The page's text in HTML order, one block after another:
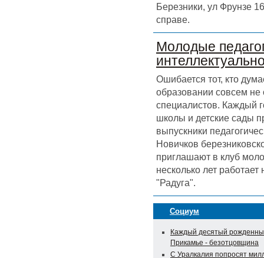
Березники, ул Фрунзе
справе.
Молодые
Ошибается тот, кто
образовании совсем
специалистов. Каждый
школы и детские сады
выпускники
Новичков
приглашают в клуб
несколько лет
"Радуга".
Социум
Каждый десятый
Прикамье - безотцовщина
С Уралкалия попросят